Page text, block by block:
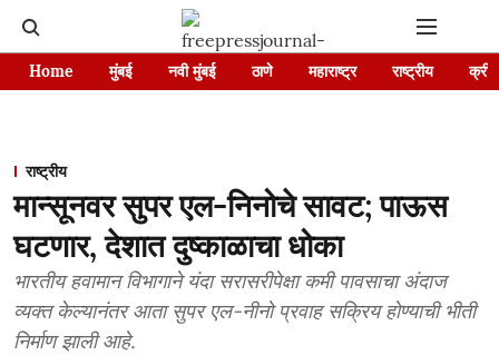
Home मुंबई नवी मुंबई ठाणे महाराष्ट्र राष्ट्रीय
राष्ट्रीय
मान्सूनवर सुपर एल-निनोचे सावट; पाऊस
घटणार, देशात दुष्काळाचा धोका
भारतीय हवामान विभागाने यंदा सरासरीपेक्षा कमी पावसाचा अंदाज
व्यक्त केल्यानंतर आता सुपर एल-नीनो प्रवाह सक्रिय होण्याची भीती
निर्माण झाली आहे.